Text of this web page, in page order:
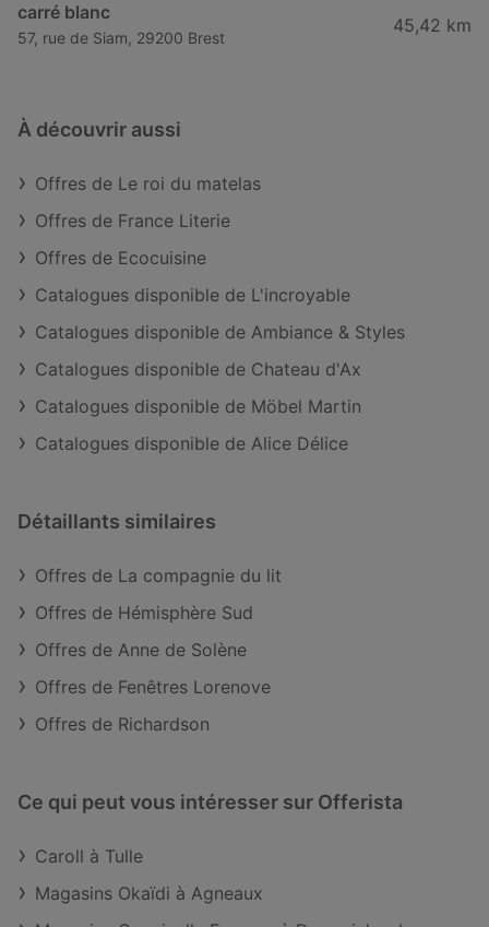
carré blanc
57, rue de Siam, 29200 Brest
45,42 km
À découvrir aussi
Offres de Le roi du matelas
Offres de France Literie
Offres de Ecocuisine
Catalogues disponible de L'incroyable
Catalogues disponible de Ambiance & Styles
Catalogues disponible de Chateau d'Ax
Catalogues disponible de Möbel Martin
Catalogues disponible de Alice Délice
Détaillants similaires
Offres de La compagnie du lit
Offres de Hémisphère Sud
Offres de Anne de Solène
Offres de Fenêtres Lorenove
Offres de Richardson
Ce qui peut vous intéresser sur Offerista
Caroll à Tulle
Magasins Okaïdi à Agneaux